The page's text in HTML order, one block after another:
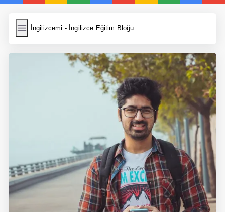
İngilizcemi - İngilizce Eğitim Bloğu
İngilizcemi
Resim Yükle
İngilizce Şarkı Sözleri
5 Günde İngilizce
Bilinçaltı İngilizce